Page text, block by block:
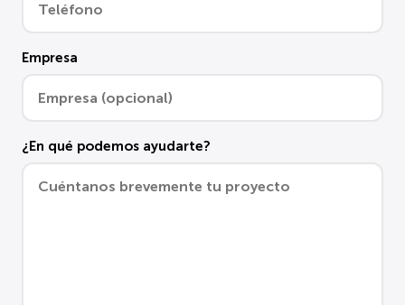
Empresa
¿En qué podemos ayudarte?